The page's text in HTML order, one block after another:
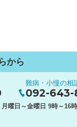
から
難病・小慢の相
092-643-
月曜日～金曜日 9時～16